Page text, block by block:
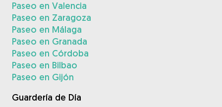
Paseo en Valencia
Paseo en Zaragoza
Paseo en Málaga
Paseo en Granada
Paseo en Córdoba
Paseo en Bilbao
Paseo en Gijón
Guardería de Día